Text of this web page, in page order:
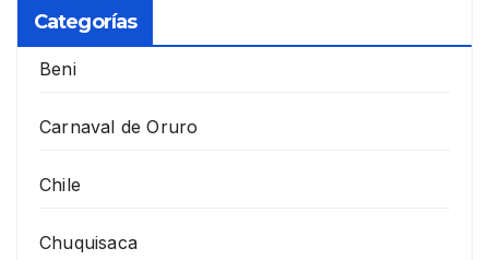
Categorías
Beni
Carnaval de Oruro
Chile
Chuquisaca